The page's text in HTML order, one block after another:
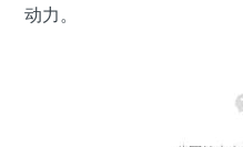
动力。